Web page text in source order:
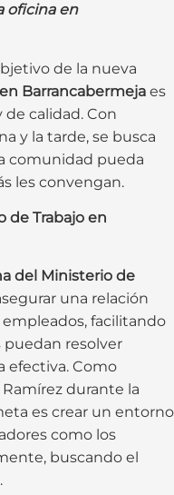
oficina en
de la nueva
Barrancabermeja es
calidad. Con
y la tarde, se busca
comunidad pueda
les convengan.
de Trabajo en
del Ministerio de
una relación
facilitando
resolver
efectiva. Como
durante la
es crear un entorno
como los
buscando el